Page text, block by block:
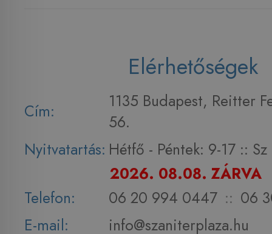
Elérhetőségek
Cím:
1135 Budapest, Reitter
56.
Nyitvatartás: Hétfő - Péntek: 9-17 :: Sz
2026. 08.08. ZÁRVA
Telefon:
06 20 994 0447 :: 06
E-mail:
info@szaniterplaza.hu